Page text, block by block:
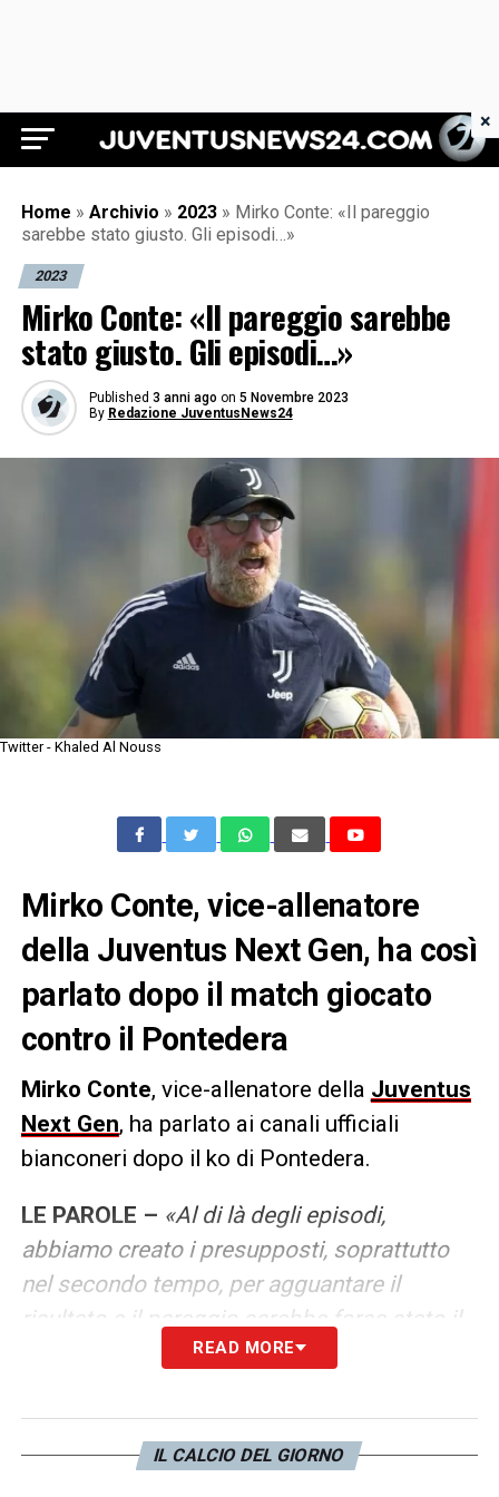
Juventus News 24
Home » Archivio » 2023 » Mirko Conte: «Il pareggio
sarebbe stato giusto. Gli episodi…»
2023
Mirko Conte: «Il pareggio sarebbe
stato giusto. Gli episodi…»
Published 3 anni ago on 5 Novembre 2023
By Redazione JuventusNews24
Twitter - Khaled Al Nouss
Mirko Conte, vice-allenatore
della Juventus Next Gen, ha così
parlato dopo il match giocato
contro il Pontedera
Mirko Conte, vice-allenatore della Juventus
Next Gen, ha parlato ai canali ufficiali
bianconeri dopo il ko di Pontedera.
LE PAROLE – «Al di là degli episodi,
abbiamo creato i presupposti, soprattutto
nel secondo tempo, per agguantare il
risultato e il pareggio sarebbe forse stato il
risultato più giusto. Sapevamo che qui non
squadra che sta facendo un campionato
molto buono. Nel primo tempo abbiamo
READ MORE
IL CALCIO DEL GIORNO
×